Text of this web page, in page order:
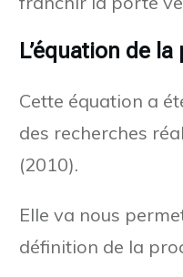
L’équation de
Cette équation a
des recherches
(2010).
Elle va nous
définition de la